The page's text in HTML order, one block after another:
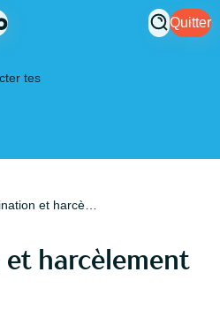
Quitter
tes
harcèlement